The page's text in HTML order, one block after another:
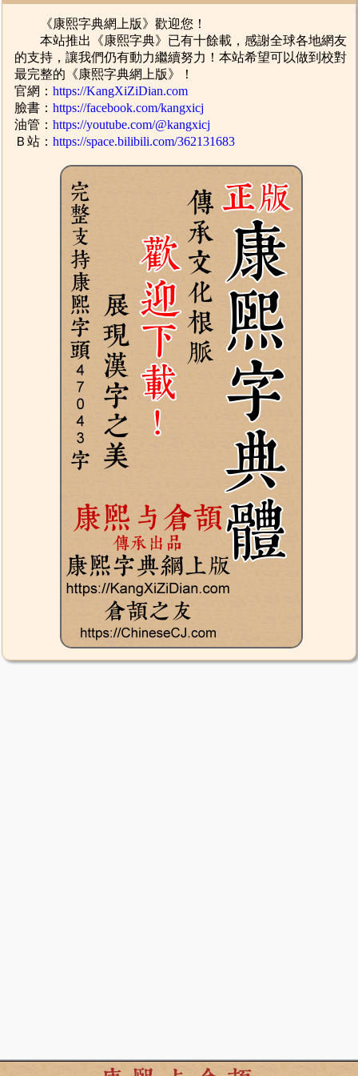
《康熙字典網上版》歡迎您！
本站推出《康熙字典》已有十餘載，感謝全球各地網友
的支持，讓我們仍有動力繼續努力！本站希望可以做到校對
最完整的《康熙字典網上版》！
官網：https://KangXiZiDian.com
臉書：https://facebook.com/kangxicj
油管：https://youtube.com/@kangxicj
Ｂ站：https://space.bilibili.com/362131683